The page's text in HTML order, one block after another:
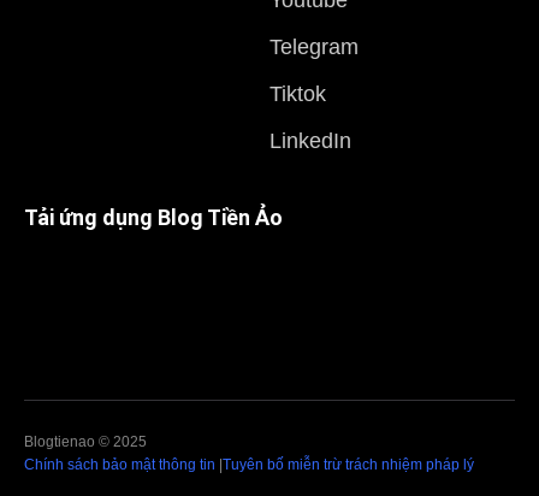
Telegram
Tiktok
LinkedIn
Tải ứng dụng Blog Tiền Ảo
Blogtienao © 2025
Chính sách bảo mật thông tin Tuyên bố miễn trừ trách nhiệm pháp lý